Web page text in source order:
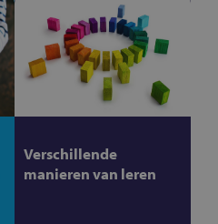
Verschillende
manieren van leren